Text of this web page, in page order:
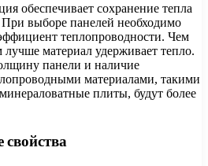
обеспечивает сохранение тепла
выборе панелей необходимо
теплопроводности. Чем
лучше материал удерживает тепло.
панели и наличие
материалами, такими
плиты, будут более